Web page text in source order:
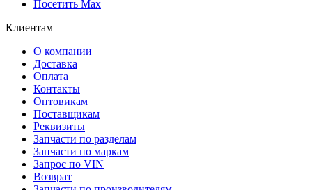
Посетить Max
Клиентам
О компании
Доставка
Оплата
Контакты
Оптовикам
Поставщикам
Реквизиты
Запчасти по разделам
Запчасти по маркам
Запрос по VIN
Возврат